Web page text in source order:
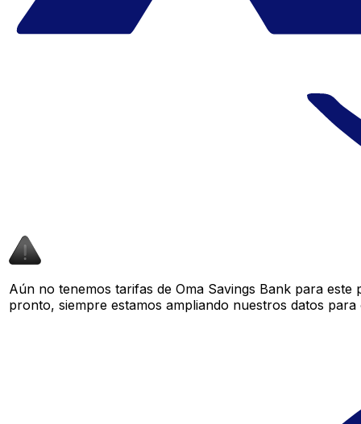
Aún no tenemos tarifas de Oma Savings Bank para
pronto, siempre estamos ampliando nuestros datos